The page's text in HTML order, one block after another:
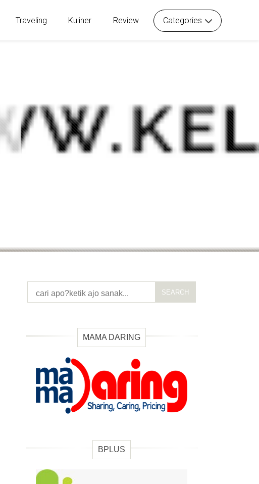
Traveling Kuliner Review Categories
SEARCH
MAMA DARING
BPLUS